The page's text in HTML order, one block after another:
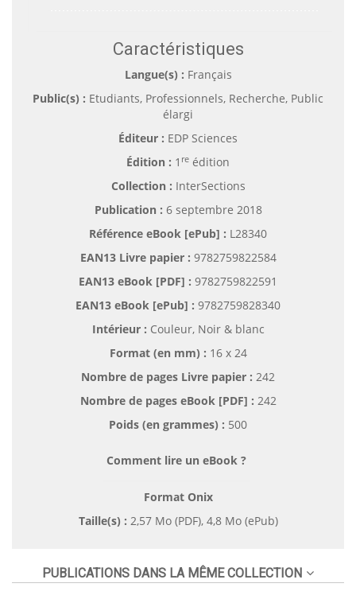
Caractéristiques
Langue(s) : Français
Public(s) : Etudiants, Professionnels, Recherche, Public
élargi
Éditeur : EDP Sciences
Édition : 1 re édition
Collection : InterSections
Publication : 6 septembre 2018
Référence eBook [ePub] : L28340
EAN13 Livre papier : 9782759822584
EAN13 eBook [PDF] : 9782759822591
EAN13 eBook [ePub] : 9782759828340
Intérieur : Couleur, Noir & blanc
Format (en mm) : 16 x 24
Nombre de pages Livre papier : 242
Nombre de pages eBook [PDF] : 242
Poids (en grammes) : 500
Comment lire un eBook ?
Format Onix
Taille(s) : 2,57 Mo (PDF), 4,8 Mo (ePub)
PUBLICATIONS DANS LA MÊME COLLECTION